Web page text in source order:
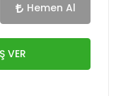
Hemen Al
VER